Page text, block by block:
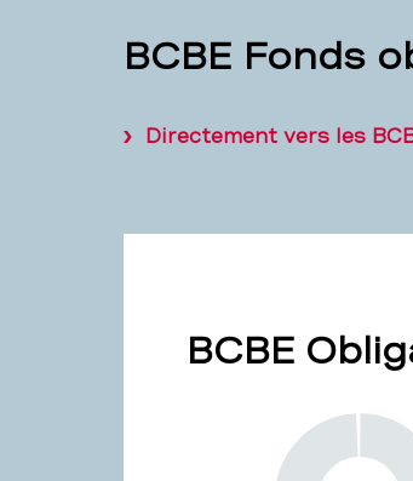
BCBE Fonds
Directement vers les
BCBE